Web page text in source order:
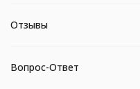
Отзывы
Вопрос-Ответ